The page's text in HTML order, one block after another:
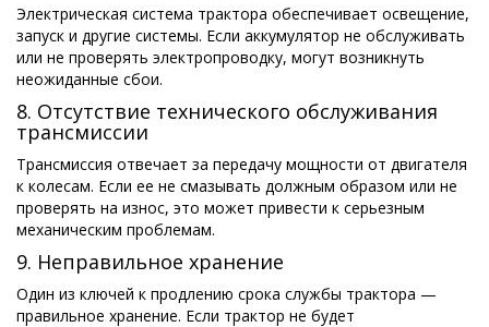
Электрическая система трактора обеспечивает освещение,
запуск и другие системы. Если аккумулятор не обслуживать
или не проверять электропроводку, могут возникнуть
неожиданные сбои.
8. Отсутствие технического обслуживания
трансмиссии
Трансмиссия отвечает за передачу мощности от двигателя
к колесам. Если ее не смазывать должным образом или не
проверять на износ, это может привести к серьезным
механическим проблемам.
9. Неправильное хранение
Один из ключей к продлению срока службы трактора —
правильное хранение. Если трактор не будет